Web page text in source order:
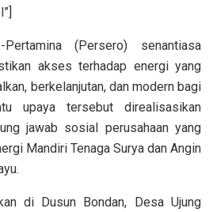
-Pertamina (Persero) senantiasa
akses terhadap energi yang
berkelanjutan, dan modern bagi
upaya tersebut direalisasikan
jawab sosial perusahaan yang
Mandiri Tenaga Surya dan Angin
di Dusun Bondan, Desa Ujung